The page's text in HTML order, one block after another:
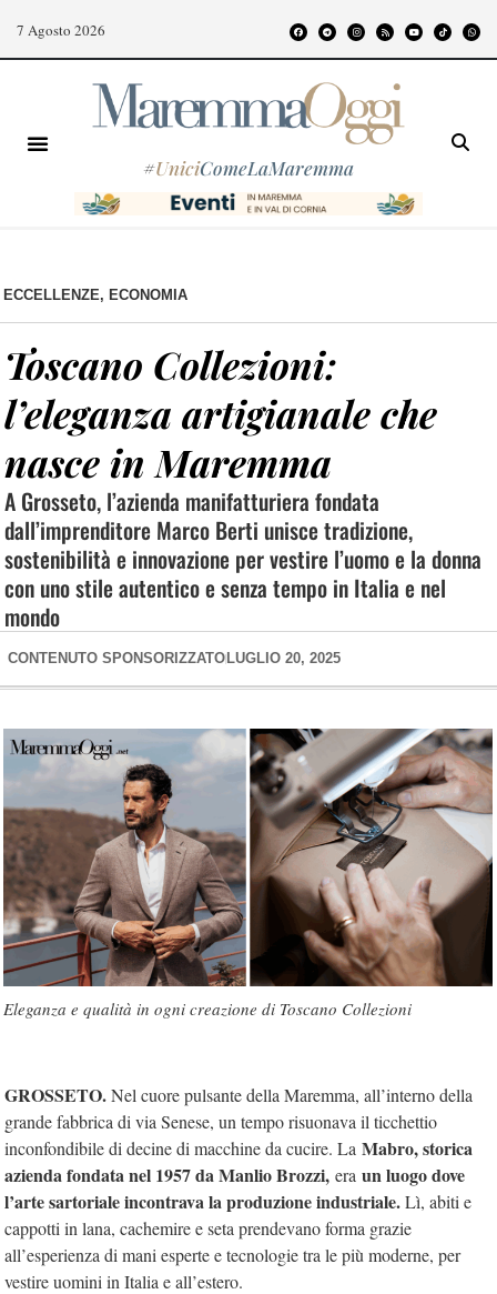
7 Agosto 2026
#UniciComeLaMaremma
ECCELLENZE, ECONOMIA
Toscano Collezioni:
l’eleganza artigianale che
nasce in Maremma
A Grosseto, l’azienda manifatturiera fondata
dall’imprenditore Marco Berti unisce tradizione,
sostenibilità e innovazione per vestire l’uomo e la donna
con uno stile autentico e senza tempo in Italia e nel
mondo
CONTENUTO SPONSORIZZATO LUGLIO 20, 2025
Eleganza e qualità in ogni creazione di Toscano Collezioni
GROSSETO.Nel cuore pulsante della Maremma, all’interno della
grande fabbrica di via Senese, un tempo risuonava il ticchettio
inconfondibile di decine di macchine da cucire. La Mabro, storica
azienda fondata nel 1957 da Manlio Brozzi, era un luogo dove
l’arte sartoriale incontrava la produzione industriale.Lì, abiti e
cappotti in lana, cachemire e seta prendevano forma grazie
all’esperienza di mani esperte e tecnologie tra le più moderne, per
vestire uomini in Italia e all’estero.